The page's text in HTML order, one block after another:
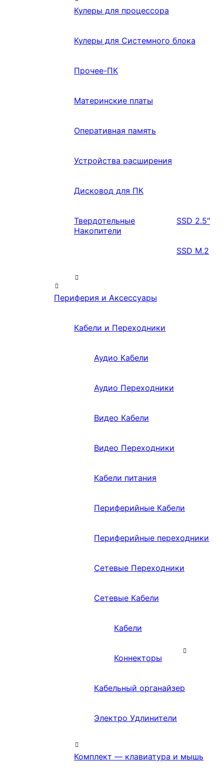
Кулеры для процессора
Кулеры для Системного блока
Прочее-ПК
Материнские платы
Оперативная память
Устройства расширения
Дисковод для ПК
Твердотельные
Накопители
SSD 2.5″
SSD M.2
Периферия и Аксессуары
Кабели и Переходники
Аудио Кабели
Аудио Переходники
Видео Кабели
Видео Переходники
Кабели питания
Периферийные Кабели
Периферийные переходники
Сетевые Переходники
Сетевые Кабели
Кабели
Коннекторы
Кабельный органайзер
Электро Удлинители
Комплект — клавиатура и мышь